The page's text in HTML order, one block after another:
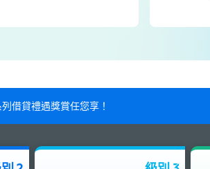
借貸禮遇獎賞任您享！